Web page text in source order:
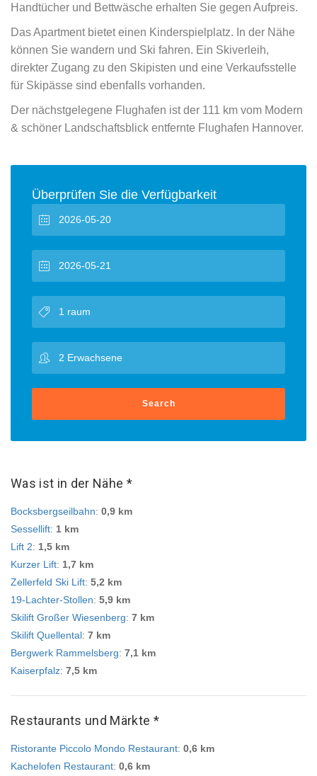
Handtücher und Bettwäsche erhalten Sie gegen Aufpreis.
Das Apartment bietet einen Kinderspielplatz. In der Nähe
können Sie wandern und Ski fahren. Ein Skiverleih,
direkter Zugang zu den Skipisten und eine Verkaufsstelle
für Skipässe sind ebenfalls vorhanden.
Der nächstgelegene Flughafen ist der 111 km vom Modern
& schöner Landschaftsblick entfernte Flughafen Hannover.
Überprüfen Sie die Verfügbarkeit
Search
Was ist in der Nähe *
Bocksbergseilbahn: 0,9 km
Sessellift: 1 km
Lift 2: 1,5 km
Kurzer Lift: 1,7 km
Zellerfeld Ski Lift: 5,2 km
19-Lachter-Stollen: 5,9 km
Skilift Großer Wiesenberg: 7 km
Skilift Quellental: 7 km
Bergwerk Rammelsberg: 7,1 km
Kaiserpfalz: 7,5 km
Restaurants und Märkte *
Ristorante Piccolo Mondo Restaurant: 0,6 km
Kachelofen Restaurant: 0,6 km